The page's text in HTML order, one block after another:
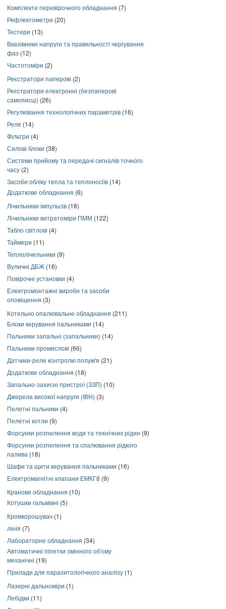
Комплекти перевірочного обладнання (7)
Рефлектометри (20)
Тестери (13)
Вказівники напруги та правильності чергування
фаз (12)
Частотоміри (2)
Реєстратори паперові (2)
Реєстратори електронні (безпаперові
самописці) (26)
Регулювання технологічних параметрів (16)
Реле (14)
Фільтри (4)
Силові блоки (38)
Системи прийому та передачі сигналів точного
часу (2)
Засоби обліку тепла та теплоносіїв (14)
Додаткове обладнання (6)
Лічильники імпульсів (18)
Лічильники витратоміри ПММ (122)
Табло світлові (4)
Таймери (11)
Теплолічильники (9)
Вуличні ДБЖ (16)
Повірочні установки (4)
Електромонтажні вироби та засоби
оповіщення (3)
Котельно опалювальне обладнання (211)
Блоки керування пальниками (14)
Пальники запальні (запальники) (14)
Пальники промислові (66)
Датчики-реле контролю полум'я (21)
Додаткове обладнання (18)
Запально-захисні пристрої (ЗЗП) (10)
Джерела високої напруги (ІВН) (3)
Пелетні пальники (4)
Пелетні котли (9)
Форсунки розпилення води та технічних рідин (9)
Форсунки розпилення та спалювання рідкого
палива (18)
Шафи та щити керування пальниками (16)
Електромагнітні клапани ЕМКГ8 (9)
Кранове обладнання (10)
Котушки гальмівні (5)
Кромкорошувач (1)
лінія (7)
Лабораторне обладнання (34)
Автоматичні піпетки змінного об'єму
механічні (19)
Прилади для паразитологічного аналізу (1)
Лазерні дальноміри (1)
Лебідки (11)